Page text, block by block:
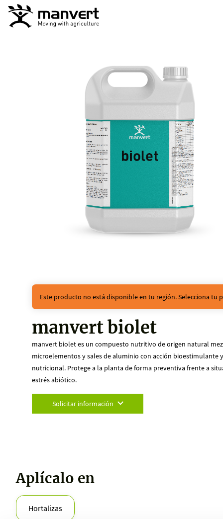
Este producto no está disponible en tu región. Selecciona tu
manvert biolet
manvert biolet es un compuesto nutritivo de origen natural
microelementos y sales de aluminio con acción bioestimulante y
nutricional. Protege a la planta de forma preventiva frente a
estrés abiótico.
Solicitar información
Aplícalo en
Hortalizas